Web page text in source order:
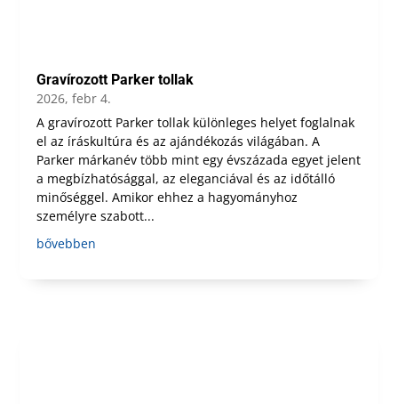
Gravírozott Parker tollak
2026, febr 4.
A gravírozott Parker tollak különleges helyet foglalnak
el az íráskultúra és az ajándékozás világában. A
Parker márkanév több mint egy évszázada egyet jelent
a megbízhatósággal, az eleganciával és az időtálló
minőséggel. Amikor ehhez a hagyományhoz
személyre szabott...
bővebben